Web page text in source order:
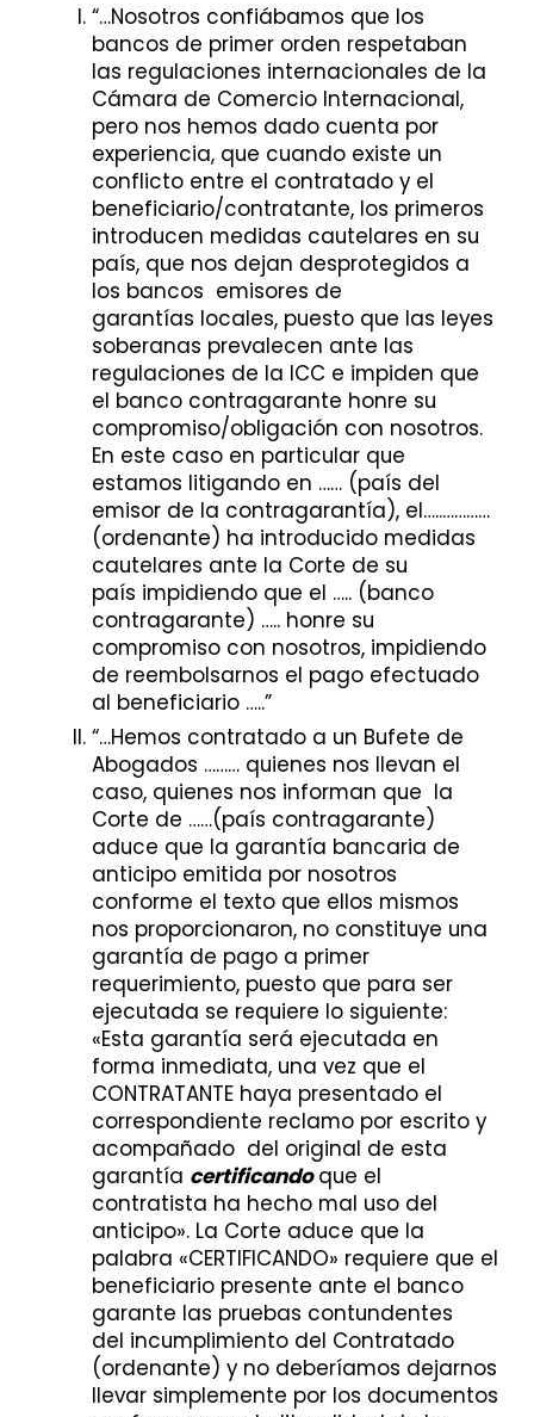
“…Nosotros confiábamos que los
bancos de primer orden respetaban
las regulaciones internacionales de la
Cámara de Comercio Internacional,
pero nos hemos dado cuenta por
experiencia, que cuando existe un
conflicto entre el contratado y el
beneficiario/contratante, los primeros
introducen medidas cautelares en su
país, que nos dejan desprotegidos a
los bancos emisores de
garantías locales, puesto que las leyes
soberanas prevalecen ante las
regulaciones de la ICC e impiden que
el banco contragarante honre su
compromiso/obligación con nosotros.
En este caso en particular que
estamos litigando en …… (país del
emisor de la contragarantía), el…..…………
(ordenante) ha introducido medidas
cautelares ante la Corte de su
país impidiendo que el ….. (banco
contragarante) ….. honre su
compromiso con nosotros, impidiendo
de reembolsarnos el pago efectuado
al beneficiario …..”
“…Hemos contratado a un Bufete de
Abogados ……… quienes nos llevan el
caso, quienes nos informan que la
Corte de ……(país contragarante)
aduce que la garantía bancaria de
anticipo emitida por nosotros
conforme el texto que ellos mismos
nos proporcionaron, no constituye una
garantía de pago a primer
requerimiento, puesto que para ser
ejecutada se requiere lo siguiente:
«Esta garantía será ejecutada en
forma inmediata, una vez que el
CONTRATANTE haya presentado el
correspondiente reclamo por escrito y
acompañado del original de esta
garantía certificandoque el
contratista ha hecho mal uso del
anticipo». La Corte aduce que la
palabra «CERTIFICANDO» requiere que el
beneficiario presente ante el banco
garante las pruebas contundentes
del incumplimiento del Contratado
(ordenante) y no deberíamos dejarnos
llevar simplemente por los documentos